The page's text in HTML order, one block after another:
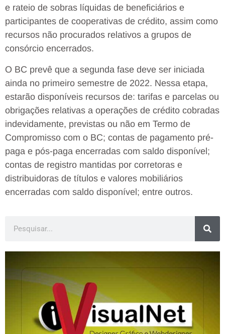
e rateio de sobras líquidas de beneficiários e
participantes de cooperativas de crédito, assim como
recursos não procurados relativos a grupos de
consórcio encerrados.
O BC prevê que a segunda fase deve ser iniciada
ainda no primeiro semestre de 2022. Nessa etapa,
estarão disponíveis recursos de: tarifas e parcelas ou
obrigações relativas a operações de crédito cobradas
indevidamente, previstas ou não em Termo de
Compromisso com o BC; contas de pagamento pré-
paga e pós-paga encerradas com saldo disponível;
contas de registro mantidas por corretoras e
distribuidoras de títulos e valores mobiliários
encerradas com saldo disponível; entre outros.